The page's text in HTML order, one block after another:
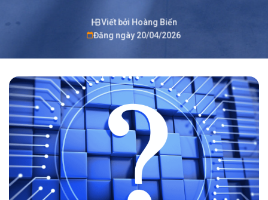
Viết bởi Hoàng Biển
Đăng ngày 20/04/2026